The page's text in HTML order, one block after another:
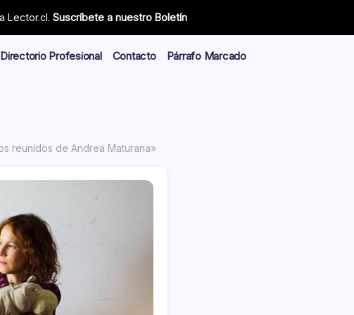
Lector.cl. Suscríbete a nuestro Boletín
Directorio Profesional Contacto
Párrafo Marcado
reunidos de Andrea Maturana»